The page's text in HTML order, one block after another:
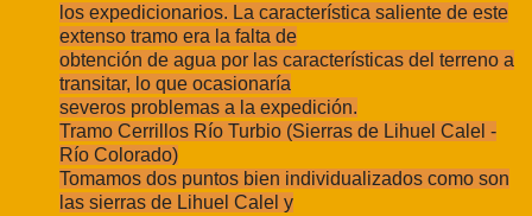
los expedicionarios. La característica saliente de este
extenso tramo era la falta de
obtención de agua por las características del terreno a
transitar, lo que ocasionaría
severos problemas a la expedición.
Tramo Cerrillos Río Turbio (Sierras de Lihuel Calel -
Río Colorado)
Tomamos dos puntos bien individualizados como son
las sierras de Lihuel Calel y